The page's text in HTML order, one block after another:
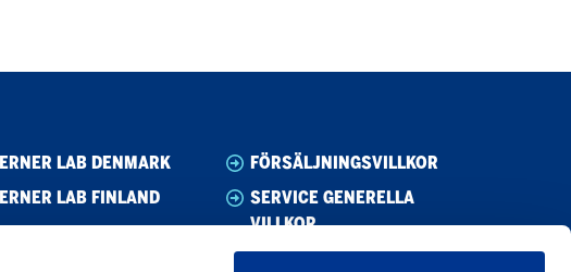
LAB DENMARK
LAB FINLAND
LAB NORWAY
FÖRSÄLJNINGSVILLKOR
SERVICE GENERELLA
VILLKOR
WHISTLEBLOWING